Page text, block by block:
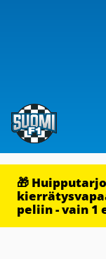
🎁
peliin - vain 1